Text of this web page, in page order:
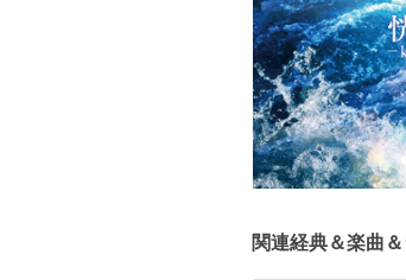
関連経典＆楽曲